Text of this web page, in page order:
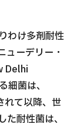
わけ多剤耐性
ューデリー・
Delhi
菌は、
て以降、世
耐性菌は、